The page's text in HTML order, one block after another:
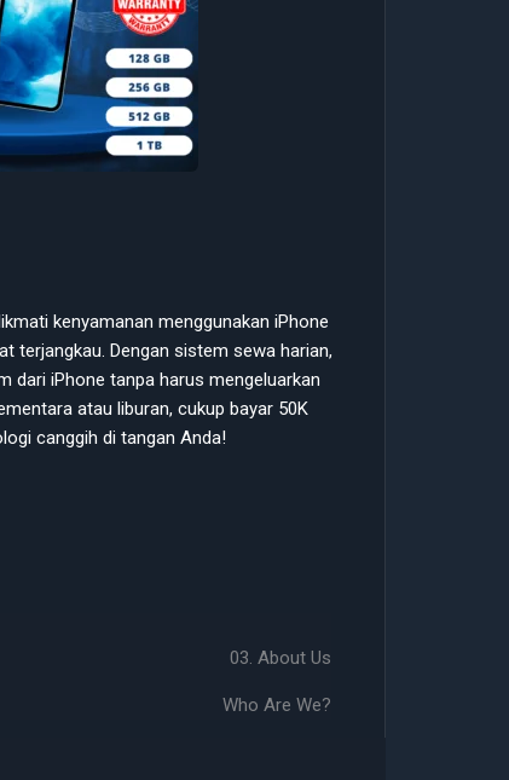
kenyamanan menggunakan iPhone
terjangkau. Dengan sistem sewa harian,
dari iPhone tanpa harus mengeluarkan
atau liburan, cukup bayar 50K
canggih di tangan Anda!
03. About Us
Who Are We?